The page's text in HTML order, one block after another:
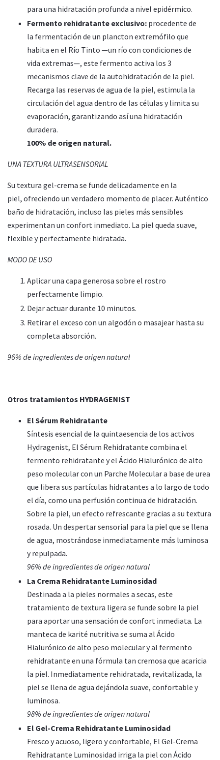
para una hidratación profunda a nivel epidérmico.
Fermento rehidratante exclusivo: procedente de
la fermentación de un plancton extremófilo que
habita en el Río Tinto —un río con condiciones de
vida extremas—, este fermento activa los 3
mecanismos clave de la autohidratación de la piel.
Recarga las reservas de agua de la piel, estimula la
circulación del agua dentro de las células y limita su
evaporación, garantizando asíuna hidratación
duradera.
100% de origen natural.
UNA TEXTURA ULTRASENSORIAL
Su textura gel-crema se funde delicadamente en la
piel, ofreciendo un verdadero momento de placer. Auténtico
baño de hidratación, incluso las pieles más sensibles
experimentan un confort inmediato. La piel queda suave,
flexible y perfectamente hidratada.
MODO DE USO
Aplicar una capa generosa sobre el rostro
perfectamente limpio.
Dejar actuar durante 10 minutos.
Retirar el exceso con un algodón o masajear hasta su
completa absorción.
96% de ingredientes de origen natural
Otros tratamientos HYDRAGENIST
El Sérum Rehidratante
Síntesis esencial de la quintaesencia de los activos
Hydragenist, El Sérum Rehidratante combina el
fermento rehidratante y el Ácido Hialurónico de alto
peso molecular con un Parche Molecular a base de urea
que libera sus partículas hidratantes a lo largo de todo
el día, como una perfusión continua de hidratación.
Sobre la piel, un efecto refrescante gracias a su textura
rosada. Un despertar sensorial para la piel que se llena
de agua, mostrándose inmediatamente más luminosa
y repulpada.
96% de ingredientes de origen natural
La Crema Rehidratante Luminosidad
Destinada a la pieles normales a secas, este
tratamiento de textura ligera se funde sobre la piel
para aportar una sensación de confort inmediata. La
manteca de karité nutritiva se suma al Ácido
Hialurónico de alto peso molecular y al fermento
rehidratante en una fórmula tan cremosa que acaricia
la piel. Inmediatamente rehidratada, revitalizada, la
piel se llena de agua dejándola suave, confortable y
luminosa.
98% de ingredientes de origen natural
El Gel-Crema Rehidratante Luminosidad
Fresco y acuoso, ligero y confortable, El Gel-Crema
Rehidratante Luminosidad irriga la piel con Ácido